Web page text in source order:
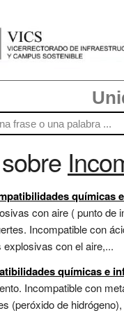
químicas
con aire ( punto de
Incompatible con
con el aire,...
químicas e
Incompatible con
(peróxido de